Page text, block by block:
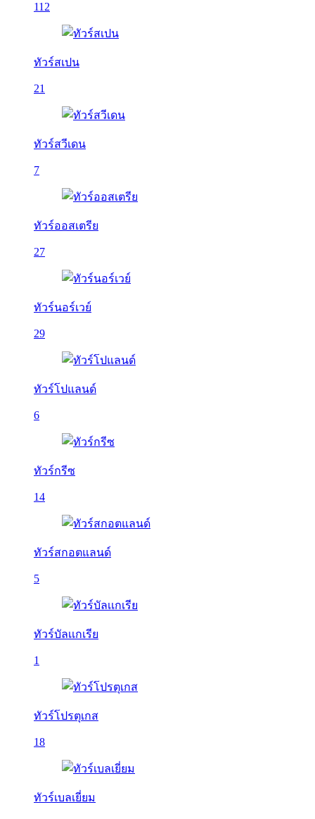
112
ทัวร์สเปน
21
ทัวร์สวีเดน
7
ทัวร์ออสเตรีย
27
ทัวร์นอร์เวย์
29
ทัวร์โปแลนด์
6
ทัวร์กรีซ
14
ทัวร์สกอตแลนด์
5
ทัวร์บัลเเกเรีย
1
ทัวร์โปรตุเกส
18
ทัวร์เบลเยี่ยม